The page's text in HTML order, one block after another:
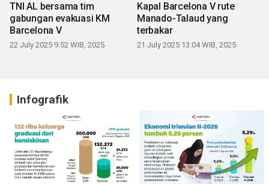
TNI AL bersama tim
gabungan evakuasi KM
Barcelona V
22 July 2025 9:52 WIB, 2025
Kapal Barcelona V rute
Manado-Talaud yang
terbakar
21 July 2025 13:04 WIB, 2025
Infografik